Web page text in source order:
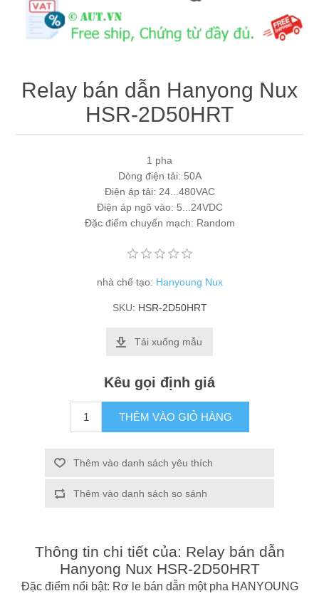
Máy tính công nghiệp
Động cơ servo 2 phase
Quạt thông gió
Phụ Kiện Schneider
Phụ Kiện Siemens
Relay bán dẫn Hanyong Nux
HSR-2D50HRT
1 pha
Dòng điện tải: 50A
Điện áp tải: 24...480VAC
Điện áp ngõ vào: 5...24VDC
Đặc điểm chuyển mạch: Random
nhà chế tạo: Hanyoung Nux
SKU: HSR-2D50HRT
Tải xuống mẫu
Kêu gọi định giá
THÊM VÀO GIỎ HÀNG
Thêm vào danh sách yêu thích
Thêm vào danh sách so sánh
Thông tin chi tiết của: Relay bán dẫn
Hanyong Nux HSR-2D50HRT
Đặc điểm nổi bật: Rơ le bán dẫn một pha HANYOUNG